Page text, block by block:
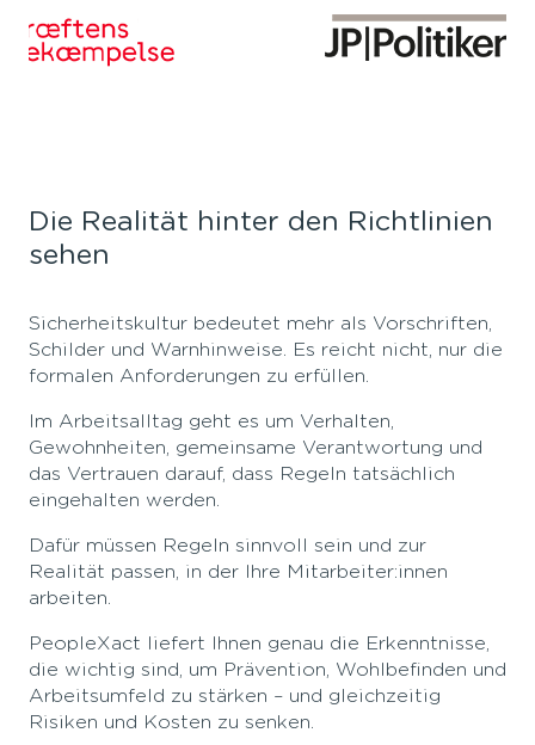
Die Realität hinter den Richtlinien
sehen
Sicherheitskultur bedeutet mehr als Vorschriften,
Schilder und Warnhinweise. Es reicht nicht, nur die
formalen Anforderungen zu erfüllen.
Im Arbeitsalltag geht es um Verhalten,
Gewohnheiten, gemeinsame Verantwortung und
das Vertrauen darauf, dass Regeln tatsächlich
eingehalten werden.
Dafür müssen Regeln sinnvoll sein und zur
Realität passen, in der Ihre Mitarbeiter:innen
arbeiten.
PeopleXact liefert Ihnen genau die Erkenntnisse,
die wichtig sind, um Prävention, Wohlbefinden und
Arbeitsumfeld zu stärken – und gleichzeitig
Risiken und Kosten zu senken.